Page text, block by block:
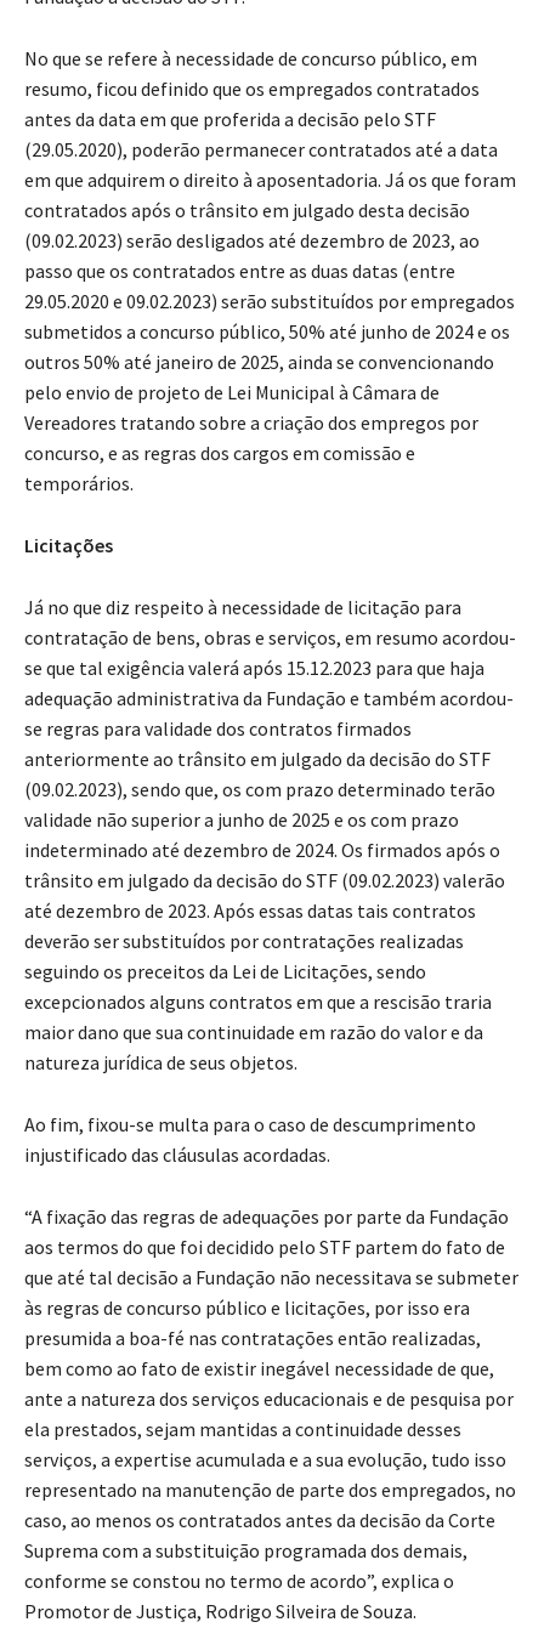
No que se refere à necessidade de concurso público, em
resumo, ficou definido que os empregados contratados
antes da data em que proferida a decisão pelo STF
(29.05.2020), poderão permanecer contratados até a data
em que adquirem o direito à aposentadoria. Já os que foram
contratados após o trânsito em julgado desta decisão
(09.02.2023) serão desligados até dezembro de 2023, ao
passo que os contratados entre as duas datas (entre
29.05.2020 e 09.02.2023) serão substituídos por empregados
submetidos a concurso público, 50% até junho de 2024 e os
outros 50% até janeiro de 2025, ainda se convencionando
pelo envio de projeto de Lei Municipal à Câmara de
Vereadores tratando sobre a criação dos empregos por
concurso, e as regras dos cargos em comissão e
temporários.
Licitações
Já no que diz respeito à necessidade de licitação para
contratação de bens, obras e serviços, em resumo acordou-
se que tal exigência valerá após 15.12.2023 para que haja
adequação administrativa da Fundação e também acordou-
se regras para validade dos contratos firmados
anteriormente ao trânsito em julgado da decisão do STF
(09.02.2023), sendo que, os com prazo determinado terão
validade não superior a junho de 2025 e os com prazo
indeterminado até dezembro de 2024. Os firmados após o
trânsito em julgado da decisão do STF (09.02.2023) valerão
até dezembro de 2023. Após essas datas tais contratos
deverão ser substituídos por contratações realizadas
seguindo os preceitos da Lei de Licitações, sendo
excepcionados alguns contratos em que a rescisão traria
maior dano que sua continuidade em razão do valor e da
natureza jurídica de seus objetos.
Ao fim, fixou-se multa para o caso de descumprimento
injustificado das cláusulas acordadas.
“A fixação das regras de adequações por parte da Fundação
aos termos do que foi decidido pelo STF partem do fato de
que até tal decisão a Fundação não necessitava se submeter
às regras de concurso público e licitações, por isso era
presumida a boa-fé nas contratações então realizadas,
bem como ao fato de existir inegável necessidade de que,
ante a natureza dos serviços educacionais e de pesquisa por
ela prestados, sejam mantidas a continuidade desses
serviços, a expertise acumulada e a sua evolução, tudo isso
representado na manutenção de parte dos empregados, no
caso, ao menos os contratados antes da decisão da Corte
Suprema com a substituição programada dos demais,
conforme se constou no termo de acordo”, explica o
Promotor de Justiça, Rodrigo Silveira de Souza.